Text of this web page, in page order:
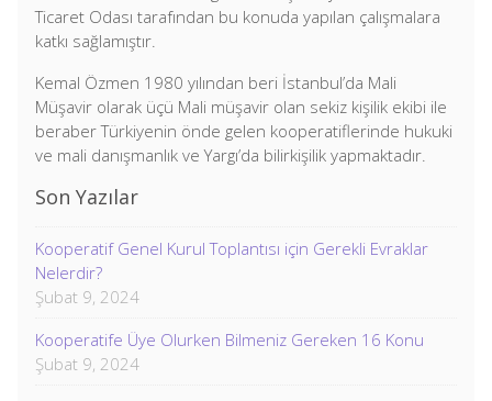
Ticaret Odası tarafından bu konuda yapılan çalışmalara
katkı sağlamıştır.
Kemal Özmen 1980 yılından beri İstanbul’da Mali
Müşavir olarak üçü Mali müşavir olan sekiz kişilik ekibi ile
beraber Türkiyenin önde gelen kooperatiflerinde hukuki
ve mali danışmanlık ve Yargı’da bilirkişilik yapmaktadır.
Son Yazılar
Kooperatif Genel Kurul Toplantısı için Gerekli Evraklar
Nelerdir?
Şubat 9, 2024
Kooperatife Üye Olurken Bilmeniz Gereken 16 Konu
Şubat 9, 2024